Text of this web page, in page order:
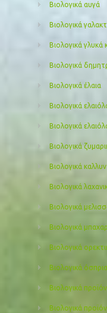
Βιολογικά αυγά
Βιολογικά
Βιολογικά γλυκά
Βιολογικά
Βιολογικά έλαια
Βιολογικά
Βιολογικά
Βιολογικά
Βιολογικά
Βιολογικά
Βιολογικά
Βιολογικά
Βιολογικά
Βιολογικά όσπρια
Βιολογικά
Βιολογικά